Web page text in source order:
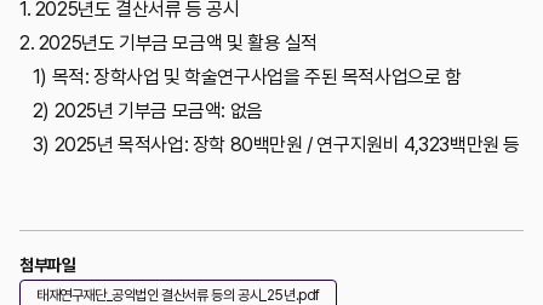
1. 2025년도 결산서류 등 공시
2. 2025년도 기부금 모금액 및 활용 실적
1) 목적: 장학사업 및 학술연구사업을 주된 목적사업으로 함
2) 2025년 기부금 모금액: 없음
3) 2025년 목적사업: 장학 80백만원 / 연구지원비 4,323백만원 등
첨부파일
태재연구재단_공익법인 결산서류 등의 공시_25년.pdf